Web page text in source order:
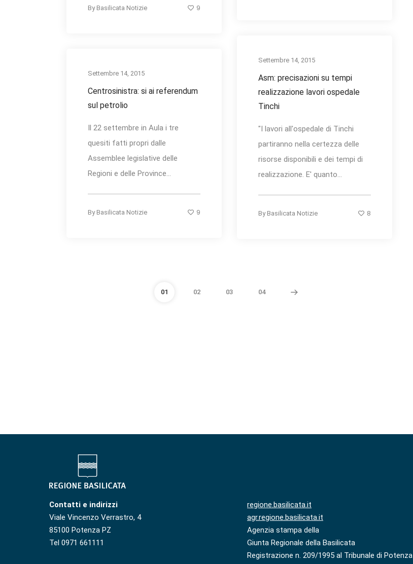
By Basilicata Notizie 9
Settembre 14, 2015
Asm: precisazioni su tempi
realizzazione lavori ospedale
Tinchi
"I lavori all'ospedale di Tinchi
partiranno nella certezza delle
risorse disponibili e dei tempi di
realizzazione. E' quanto...
By Basilicata Notizie 8
Settembre 14, 2015
Centrosinistra: si ai referendum
sul petrolio
Il 22 settembre in Aula i tre
quesiti fatti propri dalle
Assemblee legislative delle
Regioni e delle Province...
By Basilicata Notizie 9
01 02 03 04
Contatti e indirizzi
Viale Vincenzo Verrastro, 4
85100 Potenza PZ
Tel 0971 661111
regione.basilicata.it
agr.regione.basilicata.it
Agenzia stampa della
Giunta Regionale della Basilicata
Registrazione n. 209/1995 al Tribunale di Potenza